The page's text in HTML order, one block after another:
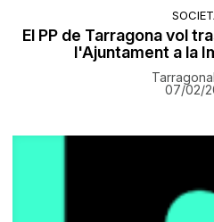
El PP de Tarragona vol
l'Ajuntament a la
07/02/